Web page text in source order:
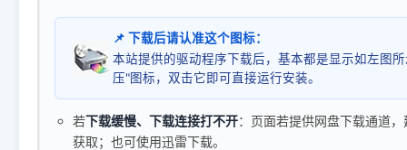
📌 下载后请认准这个图标：
本站提供的驱动程序下载后，基本都是显示如左图
压"图标，双击它即可直接运行安装。
若下载缓慢、下载连接打不开：页面若提供网盘下载通道
获取；也可使用迅雷下载。